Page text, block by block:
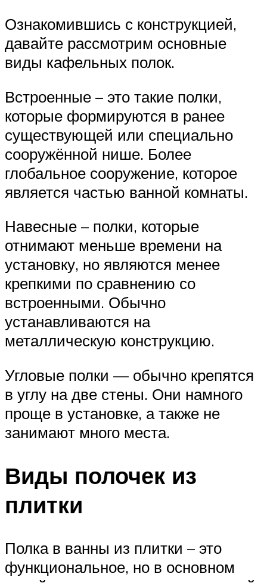
Ознакомившись с конструкцией,
давайте рассмотрим основные
виды кафельных полок.
Встроенные – это такие полки,
которые формируются в ранее
существующей или специально
сооружённой нише. Более
глобальное сооружение, которое
является частью ванной комнаты.
Навесные – полки, которые
отнимают меньше времени на
установку, но являются менее
крепкими по сравнению со
встроенными. Обычно
устанавливаются на
металлическую конструкцию.
Угловые полки — обычно крепятся
в углу на две стены. Они намного
проще в установке, а также не
занимают много места.
Виды полочек из
плитки
Полка в ванны из плитки – это
функциональное, но в основном